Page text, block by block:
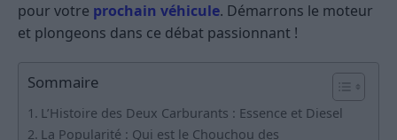
pour votre prochain véhicule. Démarrons le moteur
et plongeons dans ce débat passionnant !
Sommaire
L’Histoire des Deux Carburants : Essence et Diesel
La Popularité : Qui est le Chouchou des